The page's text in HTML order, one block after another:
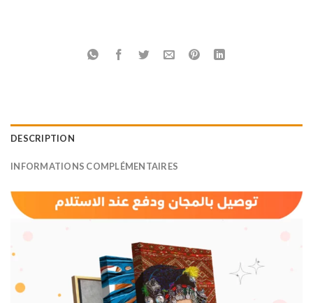
DESCRIPTION
INFORMATIONS COMPLÉMENTAIRES